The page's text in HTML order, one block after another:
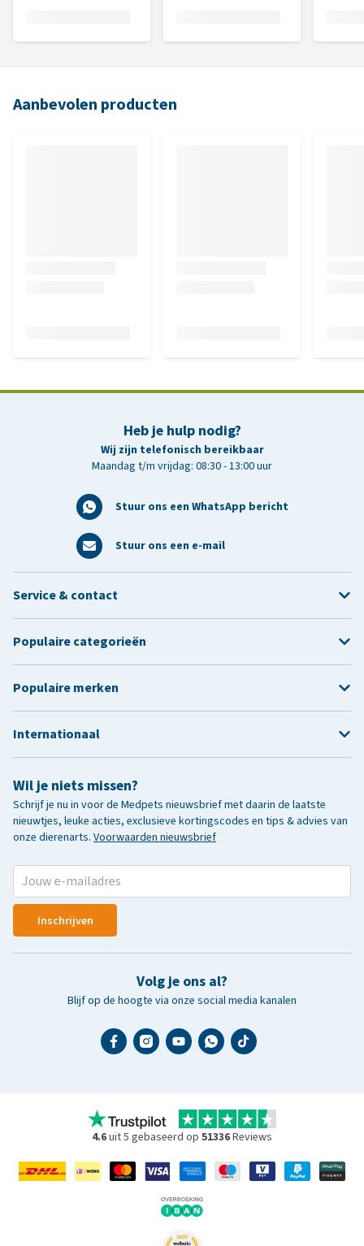
Aanbevolen producten
Heb je hulp nodig?
Wij zijn telefonisch bereikbaar
Maandag t/m vrijdag: 08:30 - 13:00 uur
Stuur ons een WhatsApp bericht
Stuur ons een e-mail
Wil je niets missen?
Schrijf je nu in voor de Medpets nieuwsbrief met daarin de laatste
nieuwtjes, leuke acties, exclusieve kortingscodes en tips & advies van
onze dierenarts. Voorwaarden nieuwsbrief
Inschrijven
Volg je ons al?
Blijf op de hoogte via onze social media kanalen
Service & contact
Populaire categorieën
Populaire merken
Internationaal
4.6uit 5 gebaseerd op 51336Reviews